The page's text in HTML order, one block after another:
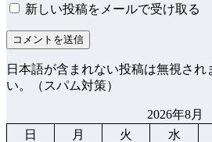
新しい投稿をメールで受け取る
日本語が含まれない投稿は無視され
い。（スパム対策）
2026年8月
日
月 火 水